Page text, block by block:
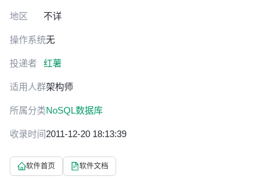
地区 不详
操作系统无
投递者 红薯
适用人群架构师
所属分类NoSQL数据库
收录时间2011-12-20 18:13:39
软件首页 软件文档